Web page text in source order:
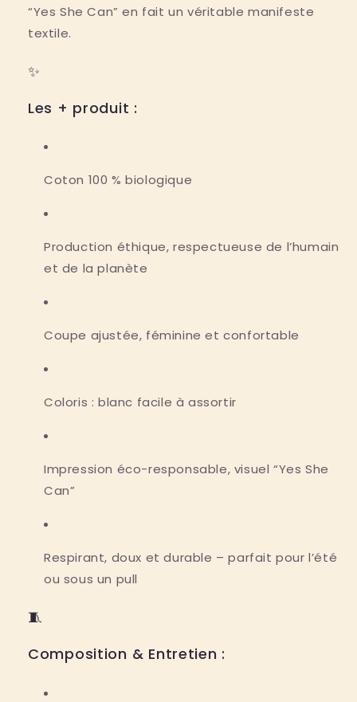
“Yes She Can” en fait un véritable manifeste
textile.
✨
Les + produit :
Coton 100 % biologique
Production éthique, respectueuse de l’humain
et de la planète
Coupe ajustée, féminine et confortable
Coloris : blanc facile à assortir
Impression éco-responsable, visuel “Yes She
Can”
Respirant, doux et durable – parfait pour l’été
ou sous un pull
🧵
Composition & Entretien :